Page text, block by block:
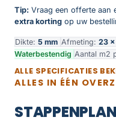
Tip: Vraag een offerte aan
extra korting op uw
Dikte: 5 mm Afmeting: 23 ×
Waterbestendig Aantal m2
ALLE SPECIFICATIES
ALLES IN ÉÉN